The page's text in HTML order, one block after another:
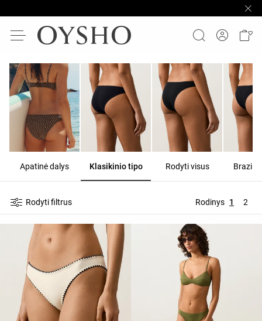
Apatinė dalys Klasikinio tipo Rodyti visus
Rodyti filtrus Rodinys 1 2